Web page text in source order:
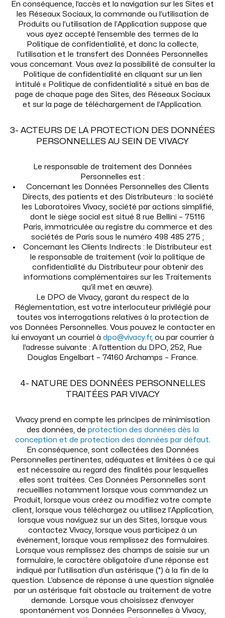
En conséquence, l’accès et la navigation sur les Sites et
les Réseaux Sociaux, la commande ou l’utilisation de
Produits ou l’utilisation de l’Application suppose que
vous ayez accepté l’ensemble des termes de la
Politique de confidentialité, et donc la collecte,
l’utilisation et le transfert des Données Personnelles
vous concernant. Vous avez la possibilité de consulter la
Politique de confidentialité en cliquant sur un lien
intitulé « Politique de confidentialité » situé en bas de
page de chaque page des Sites, des Réseaux Sociaux
et sur la page de téléchargement de l’Application.
3- ACTEURS DE LA PROTECTION DES DONNÉES
PERSONNELLES AU SEIN DE VIVACY
Le responsable de traitement des Données
Personnelles est :
Concernant les Données Personnelles des Clients
Directs, des patients et des Distributeurs : la société
les Laboratoires Vivacy, société par actions simplifié,
dont le siège social est situé 8 rue Bellini – 75116
Paris, immatriculée au registre du commerce et des
sociétés de Paris sous le numéro 498 485 275 ;
Concernant les Clients Indirects : le Distributeur est
le responsable de traitement (voir la politique de
confidentialité du Distributeur pour obtenir des
informations complémentaires sur les Traitements
qu’il met en œuvre).
Le DPO de Vivacy, garant du respect de la
Réglementation, est votre interlocuteur privilégié pour
toutes vos interrogations relatives à la protection de
vos Données Personnelles. Vous pouvez le contacter en
lui envoyant un courriel à dpo@vivacy.fr, ou par courrier à
l’adresse suivante : A l’attention du DPO, 252, Rue
Douglas Engelbart – 74160 Archamps – France.
4- NATURE DES DONNÉES PERSONNELLES
TRAITÉES PAR VIVACY
Vivacy prend en compte les principes de minimisation
des données, de protection des données dès la
conception et de protection des données par défaut.
En conséquence, sont collectées des Données
Personnelles pertinentes, adéquates et limitées à ce qui
est nécessaire au regard des finalités pour lesquelles
elles sont traitées. Ces Données Personnelles sont
recueillies notamment lorsque vous commandez un
Produit, lorsque vous créez ou modifiez votre compte
client, lorsque vous téléchargez ou utilisez l’Application,
lorsque vous naviguez sur un des Sites, lorsque vous
contactez Vivacy, lorsque vous participez à un
événement, lorsque vous remplissez des formulaires.
Lorsque vous remplissez des champs de saisie sur un
formulaire, le caractère obligatoire d’une réponse est
indiqué par l’utilisation d’un astérisque (*) à la fin de la
question. L’absence de réponse à une question signalée
par un astérisque fait obstacle au traitement de votre
demande. Lorsque vous choisissez d’envoyer
spontanément vos Données Personnelles à Vivacy,